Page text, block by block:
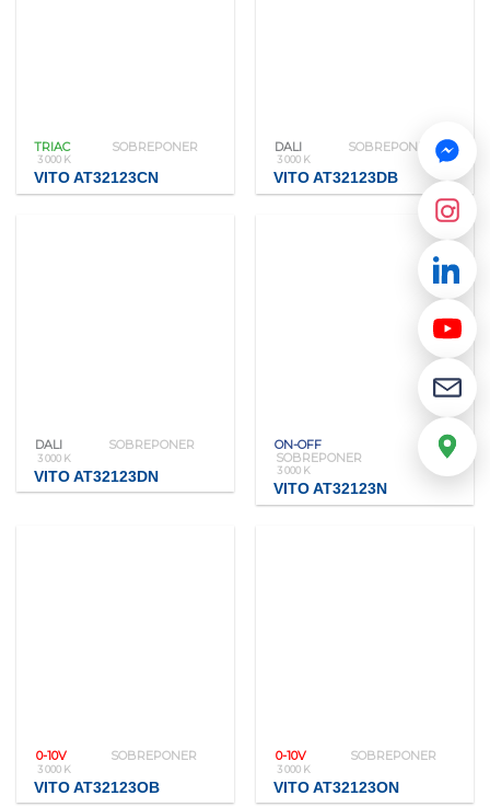
TRIAC SOBREPONER
3 000 K
VITO AT32123CN
DALI SOBREPONER
3 000 K
VITO AT32123DB
DALI SOBREPONER
3 000 K
VITO AT32123DN
ON-OFF
SOBREPONER
3 000 K
VITO AT32123N
0-10V SOBREPONER
3 000 K
VITO AT32123OB
0-10V SOBREPONER
3 000 K
VITO AT32123ON